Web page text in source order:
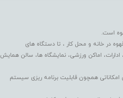
است.
در خانه و محل کار ، تا دستگاه های
اماکن ورزشی، نمایشگاه ها، سالن همایش
همچون قابلیت برنامه ریزی سیستم